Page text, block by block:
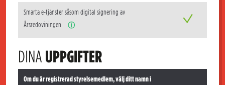
Smarta e-tjänster såsom digital signering av
Årsredoviningen
ⓘ
DINA UPPGIFTER
Om du är registrerad styrelsemedlem, välj ditt namn i